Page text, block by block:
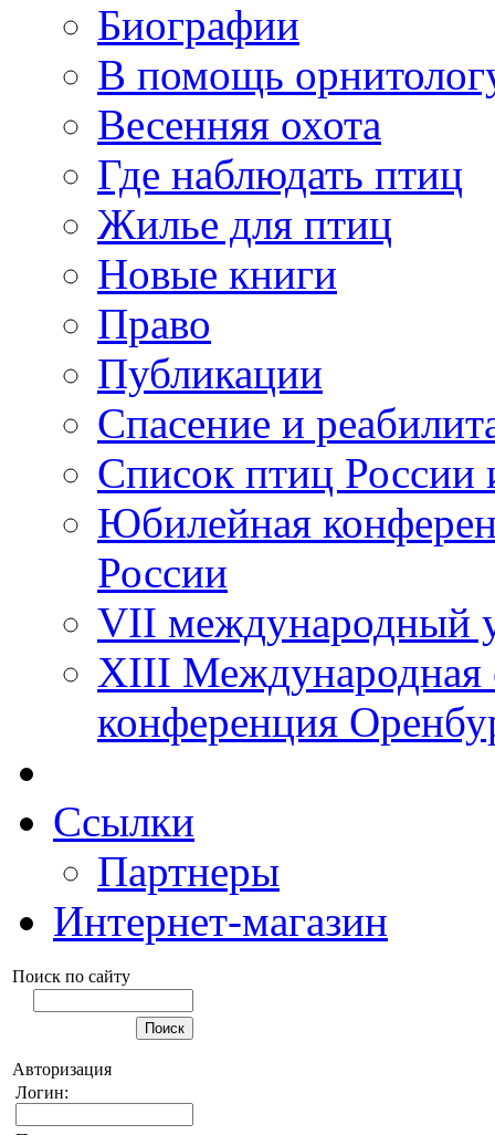
Биографии
В помощь
Весенняя охота
Где наблюдать птиц
Жилье для птиц
Новые книги
Право
Публикации
Спасение и
Список птиц России
Юбилейная
России
VII международный
XIII Международная
конференция
Ссылки
Партнеры
Интернет-магазин
Поиск по сайту
Авторизация
Логин: